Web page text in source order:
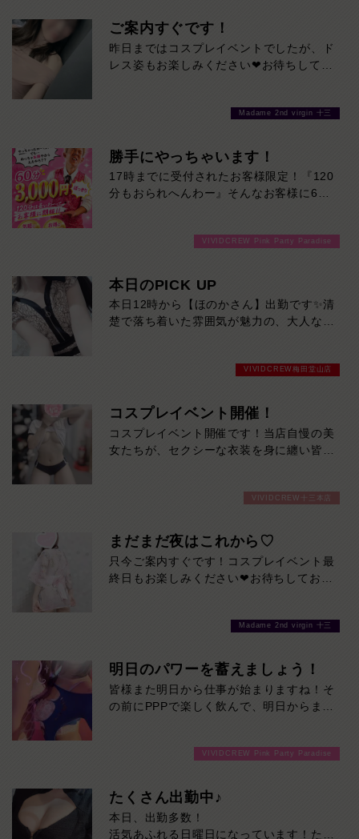
出勤…12:00～20:00
ご案内すぐです！
昨日まではコスプレイベントでしたが、ド
レス姿もお楽しみください❤お待ちしてお
Madame 2nd virgin 十三
勝手にやっちゃいます！
17時までに受付されたお客様限定！『120
分もおられへんわー』そんなお客様に60
めるチャンス！たっぷり楽しみたい方は
分！その日の予定に合わせてお選びくださ
い！ご来店お待ちしております！
VIVIDCREW Pink Party Paradise
本日のPICK UP
本日12時から【ほのかさん】出勤です✨清
楚で落ち着いた雰囲気が魅力の、大人な女
気と親しみやすさを兼ね備えた、ほのかさ
VIVIDCREW梅田堂山店
コスプレイベント開催！
コスプレイベント開催です！当店自慢の美
女たちが、セクシーな衣装を身に纏い皆様
VIVIDCREW十三本店
まだまだ夜はこれから♡
只今ご案内すぐです！コスプレイベント最
終日もお楽しみください❤お待ちしており
Madame 2nd virgin 十三
明日のパワーを蓄えましょう！
皆様また明日から仕事が始まりますね！そ
の前にPPPで楽しく飲んで、明日からまた
VIVIDCREW Pink Party Paradise
たくさん出勤中♪
本日、出勤多数！
活気あふれる日曜日になっています！ただ